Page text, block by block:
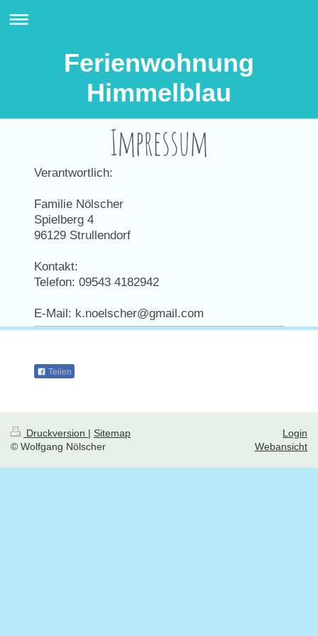
Ferienwohnung
Himmelblau
Impressum
Verantwortlich:
Familie Nölscher
Spielberg 4
96129 Strullendorf
Kontakt:
Telefon: 09543 4182942
E-Mail: k.noelscher@gmail.com
Teilen
Druckversion | Sitemap
© Wolfgang Nölscher
Login
Webansicht